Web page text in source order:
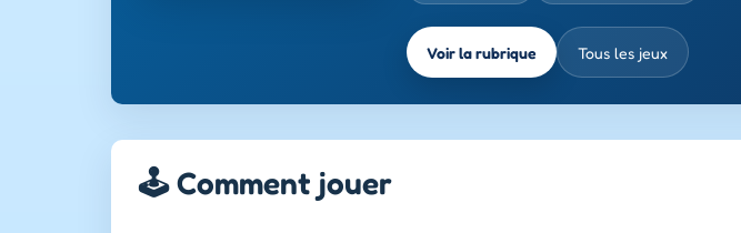
Voir la rubrique Tous les jeux
🕹️ Comment jouer